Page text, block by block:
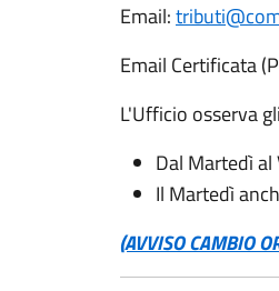
Email:
Email Certificata
L'Ufficio osserva
Dal Martedì
Il Martedì
(AVVISO CAMBIO